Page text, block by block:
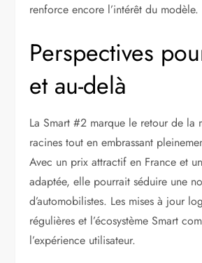
renforce encore l’intérêt du modèle.
Perspectives
et au-delà
La Smart #2 marque le retour de la
racines tout en embrassant
Avec un prix attractif en France et
adaptée, elle pourrait séduire une
d’automobilistes. Les mises à jour
régulières et l’écosystème Smart
l’expérience utilisateur.